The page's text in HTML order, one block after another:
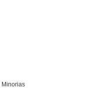
Minorias